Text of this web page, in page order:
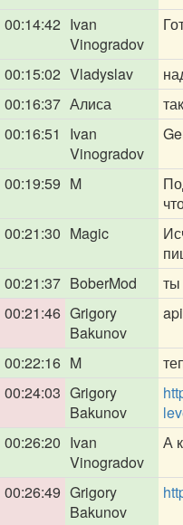
00:14:42 Ivan
Vinogradov
00:15:02 Vladyslav
00:16:37 Алиса
00:16:51
Ivan
Vinogradov
00:19:59 ㅤM ㅤ
00:21:30 Magic
00:21:37 BoberMod
ты
00:21:46 Grigory
Bakunov
00:22:16 ㅤM ㅤ
00:24:03 Grigory
Bakunov
00:26:20 Ivan
Vinogradov
А
00:26:49 Grigory
Bakunov